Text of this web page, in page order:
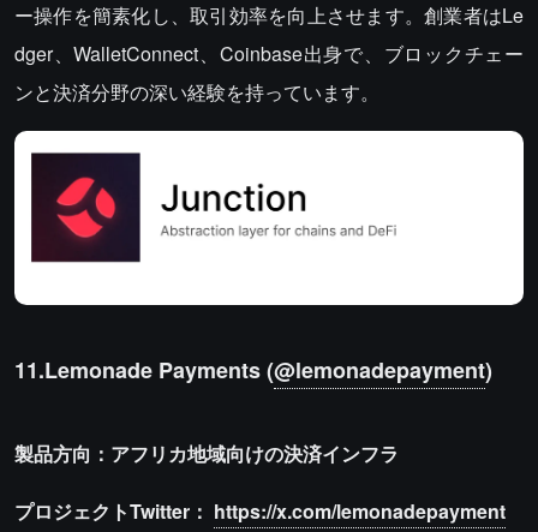
ー操作を簡素化し、取引効率を向上させます。創業者はLe
dger、WalletConnect、Coinbase出身で、ブロックチェー
ンと決済分野の深い経験を持っています。
11.Lemonade Payments (@lemonadepayment)
製品方向：アフリカ地域向けの決済インフラ
プロジェクトTwitter： https://x.com/lemonadepayment